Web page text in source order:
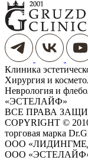
Клиника
Хирургия и
Неврология и
«ЭСТЕЛАЙФ»
ВСЕ ПРАВА
COPYRIGHT ©
торговая марка
ООО
ООО